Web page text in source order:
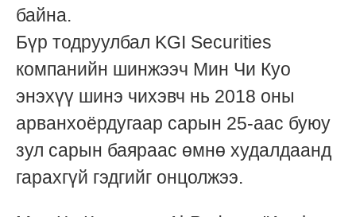
байна.
Бүр тодруулбал KGI Securities
компанийн шинжээч Мин Чи Куо
энэхүү шинэ чихэвч нь 2018 оны
арванхоёрдугаар сарын 25-аас буюу
зул сарын баяраас өмнө худалдаанд
гарахгүй гэдгийг онцолжээ.